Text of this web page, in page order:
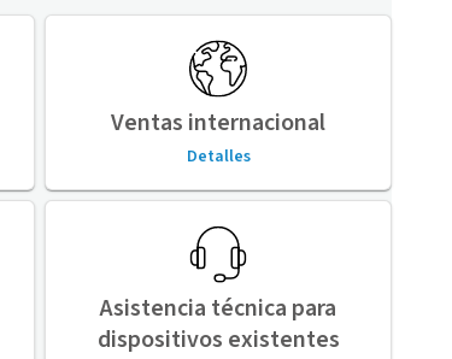
Ventas internacional
Detalles
Asistencia técnica para
dispositivos existentes